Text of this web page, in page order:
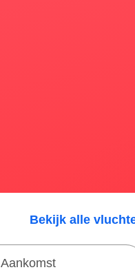
Bekijk alle
Aankomst